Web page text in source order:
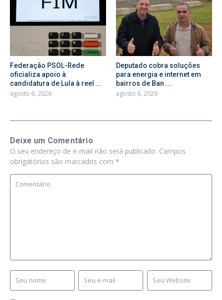
Federação PSOL-Rede
oficializa apoio à
candidatura de Lula à reel ...
agosto 6, 2026
Deputado cobra soluções
para energia e internet em
bairros de Ban ...
agosto 6, 2026
Deixe um Comentário
O seu endereço de e-mail não será publicado. Campos
obrigatórios são marcados com *